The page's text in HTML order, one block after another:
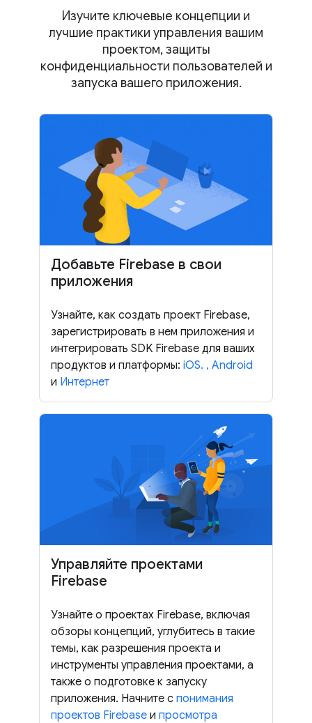
Изучите ключевые концепции и
лучшие практики управления вашим
проектом, защиты
конфиденциальности пользователей и
запуска вашего приложения.
Добавьте Firebase в свои
приложения
Узнайте, как создать проект Firebase,
зарегистрировать в нем приложения и
интегрировать SDK Firebase для ваших
продуктов и платформы: iOS. , Android
и Интернет
Управляйте проектами
Firebase
Узнайте о проектах Firebase, включая
обзоры концепций, углубитесь в такие
темы, как разрешения проекта и
инструменты управления проектами, а
также о подготовке к запуску
приложения. Начните с понимания
проектов Firebase и просмотра